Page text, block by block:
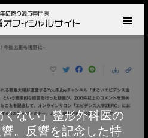
ない」整形外科医の
。反響を記念した特